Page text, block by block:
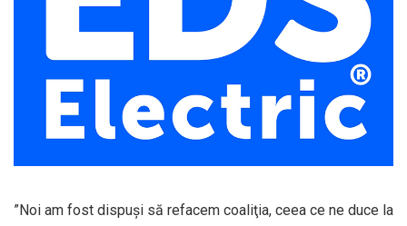
”Noi am fost dispuşi să refacem coaliţia, ceea ce ne duce la